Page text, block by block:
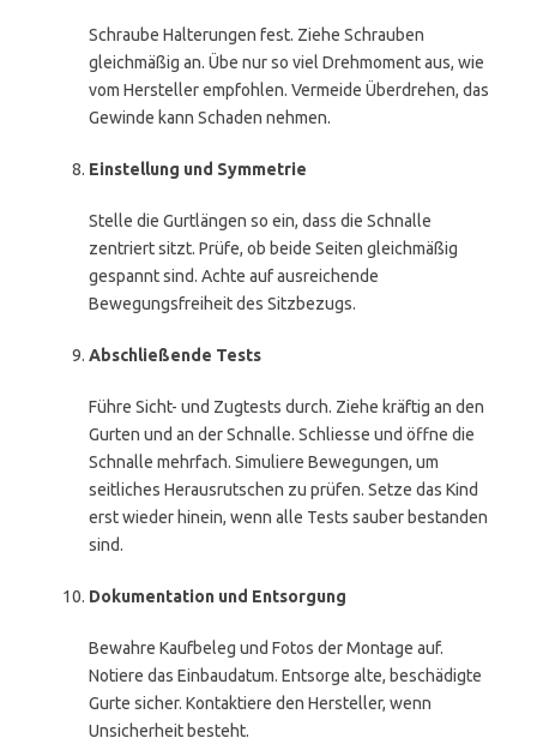
Schraube Halterungen fest. Ziehe Schrauben
gleichmäßig an. Übe nur so viel Drehmoment aus, wie
vom Hersteller empfohlen. Vermeide Überdrehen, das
Gewinde kann Schaden nehmen.
Einstellung und Symmetrie
Stelle die Gurtlängen so ein, dass die Schnalle
zentriert sitzt. Prüfe, ob beide Seiten gleichmäßig
gespannt sind. Achte auf ausreichende
Bewegungsfreiheit des Sitzbezugs.
Abschließende Tests
Führe Sicht- und Zugtests durch. Ziehe kräftig an den
Gurten und an der Schnalle. Schliesse und öffne die
Schnalle mehrfach. Simuliere Bewegungen, um
seitliches Herausrutschen zu prüfen. Setze das Kind
erst wieder hinein, wenn alle Tests sauber bestanden
sind.
Dokumentation und Entsorgung
Bewahre Kaufbeleg und Fotos der Montage auf.
Notiere das Einbaudatum. Entsorge alte, beschädigte
Gurte sicher. Kontaktiere den Hersteller, wenn
Unsicherheit besteht.